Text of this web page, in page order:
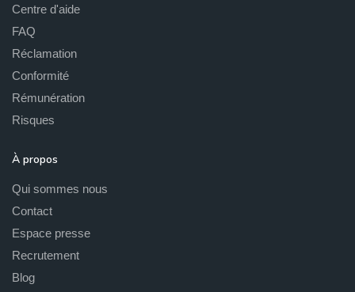
Centre d'aide
FAQ
Réclamation
Conformité
Rémunération
Risques
À propos
Qui sommes nous
Contact
Espace presse
Recrutement
Blog